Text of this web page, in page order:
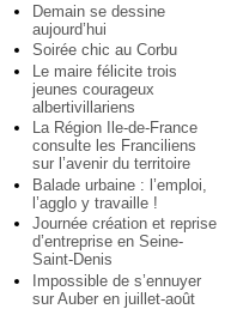
Demain se dessine
aujourd’hui
Soirée chic au Corbu
Le maire félicite trois
jeunes courageux
albertivillariens
La Région Ile-de-France
consulte les Franciliens
sur l’avenir du territoire
Balade urbaine : l’emploi,
l’agglo y travaille !
Journée création et reprise
d’entreprise en Seine-
Saint-Denis
Impossible de s’ennuyer
sur Auber en juillet-août